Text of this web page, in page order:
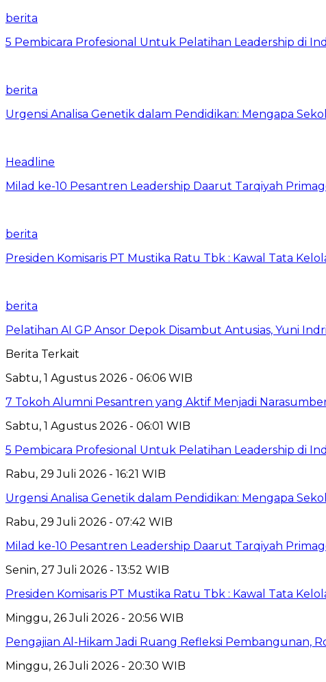
berita
5 Pembicara Profesional Untuk Pelatihan Leadership di
berita
Urgensi Analisa Genetik dalam Pendidikan: Mengapa
Headline
Milad ke-10 Pesantren Leadership Daarut Tarqiyah
berita
Presiden Komisaris PT Mustika Ratu Tbk : Kawal Tata
berita
Pelatihan AI GP Ansor Depok Disambut Antusias, Yuni
Berita Terkait
Sabtu, 1 Agustus 2026 - 06:06 WIB
7 Tokoh Alumni Pesantren yang Aktif Menjadi
Sabtu, 1 Agustus 2026 - 06:01 WIB
5 Pembicara Profesional Untuk Pelatihan Leadership di
Rabu, 29 Juli 2026 - 16:21 WIB
Urgensi Analisa Genetik dalam Pendidikan: Mengapa
Rabu, 29 Juli 2026 - 07:42 WIB
Milad ke-10 Pesantren Leadership Daarut Tarqiyah
Senin, 27 Juli 2026 - 13:52 WIB
Presiden Komisaris PT Mustika Ratu Tbk : Kawal Tata
Minggu, 26 Juli 2026 - 20:56 WIB
Pengajian Al-Hikam Jadi Ruang Refleksi Pembangunan,
Minggu, 26 Juli 2026 - 20:30 WIB